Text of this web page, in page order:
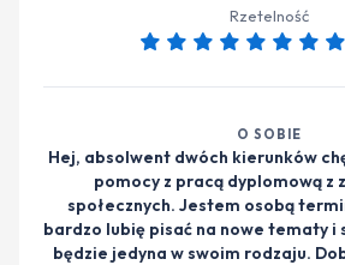
Rzetelność
O SOBIE
Hej, absolwent dwóch kierunków
pomocy z pracą dyplomową z
społecznych. Jestem osobą
bardzo lubię pisać na nowe tematy i
będzie jedyna w swoim rodzaju.